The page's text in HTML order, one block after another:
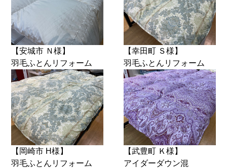
【安城市 Ｎ様】
羽毛ふとんリフォーム
【幸田町 Ｓ様】
羽毛ふとんリフォーム
【岡崎市 H様】
羽毛ふとんリフォーム
【武豊町 Ｋ様】
アイダーダウン混